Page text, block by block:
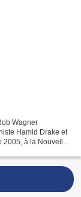
Wagner
Hamid Drake et
à la Nouvelle